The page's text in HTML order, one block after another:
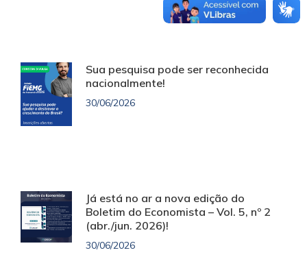
Sua pesquisa pode ser reconhecida
nacionalmente!
30/06/2026
Já está no ar a nova edição do
Boletim do Economista – Vol. 5, nº 2
(abr./jun. 2026)!
30/06/2026